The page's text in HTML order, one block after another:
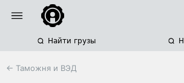
Найти грузы
← Таможня и ВЭД